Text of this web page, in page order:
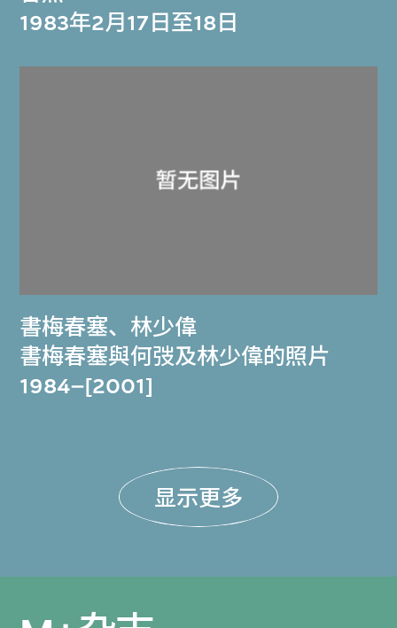
1983年2月17日至18日
書梅春塞、 林少偉
書梅春塞與何弢及林少偉的照片
1984–[2001]
显示更多